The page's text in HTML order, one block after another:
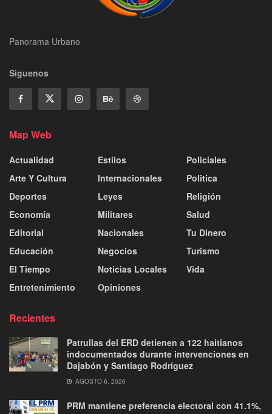
Panorama Urbano
Siguenos
Map Web
Actualidad
Arte Y Cultura
Deportes
Economía
Editorial
Educación
El Tiempo
Entretenimiento
Estilos
Internacionales
Leyes
Militares
Nacionales
Negocios
Noticias Locales
Opiniones
Policiales
Politica
Religión
Salud
Tu Dinero
Turismo
Vida
Recientes
Patrullas del ERD detienen a 122 haitianos
indocumentados durante intervenciones en
Dajabón y Santiago Rodríguez
AGOSTO 6, 2026
PRM mantiene preferencia electoral con 41.1%,